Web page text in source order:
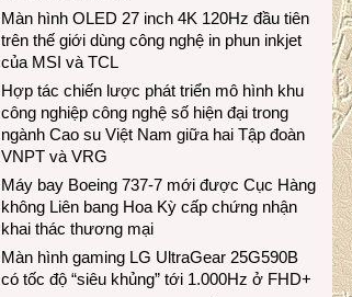
Màn hình OLED 27 inch 4K 120Hz đầu tiên
trên thế giới dùng công nghệ in phun inkjet
của MSI và TCL
Hợp tác chiến lược phát triển mô hình khu
công nghiệp công nghệ số hiện đại trong
ngành Cao su Việt Nam giữa hai Tập đoàn
VNPT và VRG
Máy bay Boeing 737-7 mới được Cục Hàng
không Liên bang Hoa Kỳ cấp chứng nhận
khai thác thương mại
Màn hình gaming LG UltraGear 25G590B
có tốc độ “siêu khủng” tới 1.000Hz ở FHD+